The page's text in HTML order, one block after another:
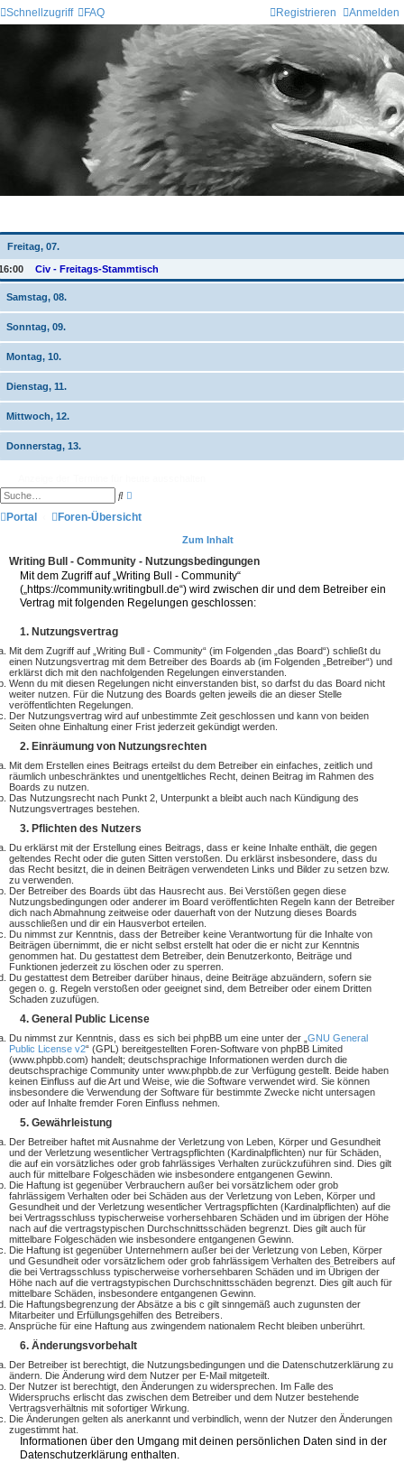
Schnellzugriff FAQ Anmelden
Registrieren
Freitag, 07.
Civ - Freitags-Stammtisch
Samstag, 08.
Sonntag, 09.
Montag, 10.
Dienstag, 11.
Mittwoch, 12.
Donnerstag, 13.
S
c w
e
e
r
t
e
S
Portal Foren-Übersicht
Zum Inhalt
Writing Bull - Community - Nutzungsbedingungen
Mit dem Zugriff auf „Writing Bull - Community“
(„https://community.writingbull.de“) wird zwischen dir und dem Betreiber ein
Vertrag mit folgenden Regelungen geschlossen:
1. Nutzungsvertrag
Mit dem Zugriff auf „Writing Bull - Community“ (im Folgenden „das Board“) schließt du
einen Nutzungsvertrag mit dem Betreiber des Boards ab (im Folgenden „Betreiber“) und
erklärst dich mit den nachfolgenden Regelungen einverstanden.
Wenn du mit diesen Regelungen nicht einverstanden bist, so darfst du das Board nicht
weiter nutzen. Für die Nutzung des Boards gelten jeweils die an dieser Stelle
veröffentlichten Regelungen.
Der Nutzungsvertrag wird auf unbestimmte Zeit geschlossen und kann von beiden
Seiten ohne Einhaltung einer Frist jederzeit gekündigt werden.
2. Einräumung von Nutzungsrechten
Mit dem Erstellen eines Beitrags erteilst du dem Betreiber ein einfaches, zeitlich und
räumlich unbeschränktes und unentgeltliches Recht, deinen Beitrag im Rahmen des
Boards zu nutzen.
Das Nutzungsrecht nach Punkt 2, Unterpunkt a bleibt auch nach Kündigung des
Nutzungsvertrages bestehen.
3. Pflichten des Nutzers
Du erklärst mit der Erstellung eines Beitrags, dass er keine Inhalte enthält, die gegen
geltendes Recht oder die guten Sitten verstoßen. Du erklärst insbesondere, dass du
das Recht besitzt, die in deinen Beiträgen verwendeten Links und Bilder zu setzen bzw.
zu verwenden.
Der Betreiber des Boards übt das Hausrecht aus. Bei Verstößen gegen diese
Nutzungsbedingungen oder anderer im Board veröffentlichten Regeln kann der Betreiber
dich nach Abmahnung zeitweise oder dauerhaft von der Nutzung dieses Boards
ausschließen und dir ein Hausverbot erteilen.
Du nimmst zur Kenntnis, dass der Betreiber keine Verantwortung für die Inhalte von
Beiträgen übernimmt, die er nicht selbst erstellt hat oder die er nicht zur Kenntnis
genommen hat. Du gestattest dem Betreiber, dein Benutzerkonto, Beiträge und
Funktionen jederzeit zu löschen oder zu sperren.
Du gestattest dem Betreiber darüber hinaus, deine Beiträge abzuändern, sofern sie
gegen o. g. Regeln verstoßen oder geeignet sind, dem Betreiber oder einem Dritten
Schaden zuzufügen.
4. General Public License
Du nimmst zur Kenntnis, dass es sich bei phpBB um eine unter der „ GNU General
Public License v2“ (GPL) bereitgestellten Foren-Software von phpBB Limited
(www.phpbb.com) handelt; deutschsprachige Informationen werden durch die
deutschsprachige Community unter www.phpbb.de zur Verfügung gestellt. Beide haben
keinen Einfluss auf die Art und Weise, wie die Software verwendet wird. Sie können
insbesondere die Verwendung der Software für bestimmte Zwecke nicht untersagen
oder auf Inhalte fremder Foren Einfluss nehmen.
5. Gewährleistung
Der Betreiber haftet mit Ausnahme der Verletzung von Leben, Körper und Gesundheit
und der Verletzung wesentlicher Vertragspflichten (Kardinalpflichten) nur für Schäden,
die auf ein vorsätzliches oder grob fahrlässiges Verhalten zurückzuführen sind. Dies gilt
auch für mittelbare Folgeschäden wie insbesondere entgangenen Gewinn.
Die Haftung ist gegenüber Verbrauchern außer bei vorsätzlichem oder grob
fahrlässigem Verhalten oder bei Schäden aus der Verletzung von Leben, Körper und
Gesundheit und der Verletzung wesentlicher Vertragspflichten (Kardinalpflichten) auf die
bei Vertragsschluss typischerweise vorhersehbaren Schäden und im übrigen der Höhe
nach auf die vertragstypischen Durchschnittsschäden begrenzt. Dies gilt auch für
mittelbare Folgeschäden wie insbesondere entgangenen Gewinn.
Die Haftung ist gegenüber Unternehmern außer bei der Verletzung von Leben, Körper
und Gesundheit oder vorsätzlichem oder grob fahrlässigem Verhalten des Betreibers auf
die bei Vertragsschluss typischerweise vorhersehbaren Schäden und im Übrigen der
Höhe nach auf die vertragstypischen Durchschnittsschäden begrenzt. Dies gilt auch für
mittelbare Schäden, insbesondere entgangenen Gewinn.
Die Haftungsbegrenzung der Absätze a bis c gilt sinngemäß auch zugunsten der
Mitarbeiter und Erfüllungsgehilfen des Betreibers.
Ansprüche für eine Haftung aus zwingendem nationalem Recht bleiben unberührt.
6. Änderungsvorbehalt
Der Betreiber ist berechtigt, die Nutzungsbedingungen und die Datenschutzerklärung zu
ändern. Die Änderung wird dem Nutzer per E-Mail mitgeteilt.
Der Nutzer ist berechtigt, den Änderungen zu widersprechen. Im Falle des
Widerspruchs erlischt das zwischen dem Betreiber und dem Nutzer bestehende
Vertragsverhältnis mit sofortiger Wirkung.
Die Änderungen gelten als anerkannt und verbindlich, wenn der Nutzer den Änderungen
zugestimmt hat.
Informationen über den Umgang mit deinen persönlichen Daten sind in der
Datenschutzerklärung enthalten.